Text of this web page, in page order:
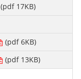
(pdf 17KB)
(pdf 6KB)
(pdf 13KB)